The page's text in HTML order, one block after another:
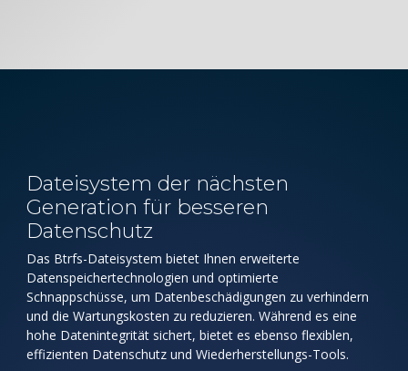
Dateisystem der nächsten
Generation für besseren
Datenschutz
Das Btrfs-Dateisystem bietet Ihnen erweiterte
Datenspeichertechnologien und optimierte
Schnappschüsse, um Datenbeschädigungen zu verhindern
und die Wartungskosten zu reduzieren. Während es eine
hohe Datenintegrität sichert, bietet es ebenso flexiblen,
effizienten Datenschutz und Wiederherstellungs-Tools.